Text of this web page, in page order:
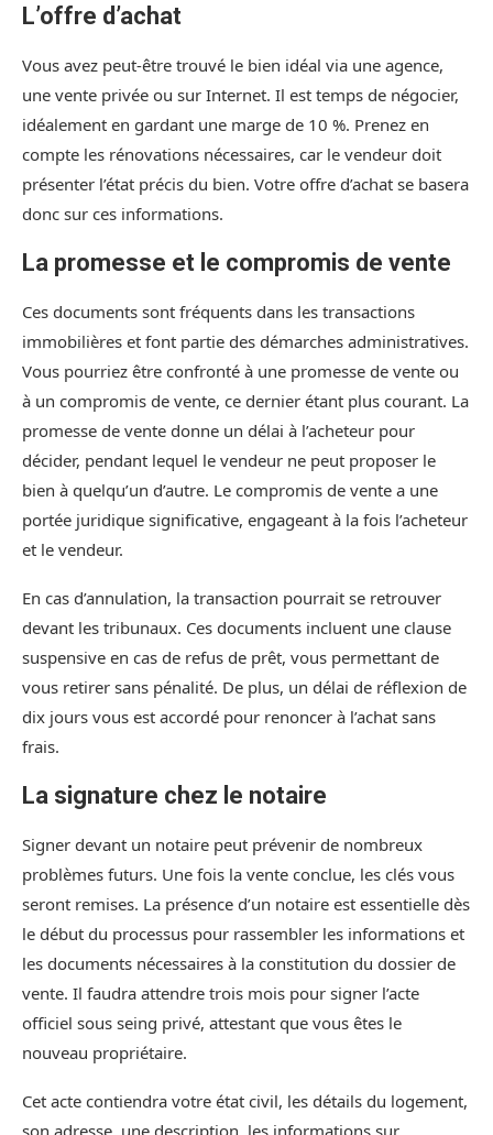
L’offre d’achat
Vous avez peut-être trouvé le bien idéal via une agence,
une vente privée ou sur Internet. Il est temps de négocier,
idéalement en gardant une marge de 10 %. Prenez en
compte les rénovations nécessaires, car le vendeur doit
présenter l’état précis du bien. Votre offre d’achat se basera
donc sur ces informations.
La promesse et le compromis de vente
Ces documents sont fréquents dans les transactions
immobilières et font partie des démarches administratives.
Vous pourriez être confronté à une promesse de vente ou
à un compromis de vente, ce dernier étant plus courant. La
promesse de vente donne un délai à l’acheteur pour
décider, pendant lequel le vendeur ne peut proposer le
bien à quelqu’un d’autre. Le compromis de vente a une
portée juridique significative, engageant à la fois l’acheteur
et le vendeur.
En cas d’annulation, la transaction pourrait se retrouver
devant les tribunaux. Ces documents incluent une clause
suspensive en cas de refus de prêt, vous permettant de
vous retirer sans pénalité. De plus, un délai de réflexion de
dix jours vous est accordé pour renoncer à l’achat sans
frais.
La signature chez le notaire
Signer devant un notaire peut prévenir de nombreux
problèmes futurs. Une fois la vente conclue, les clés vous
seront remises. La présence d’un notaire est essentielle dès
le début du processus pour rassembler les informations et
les documents nécessaires à la constitution du dossier de
vente. Il faudra attendre trois mois pour signer l’acte
officiel sous seing privé, attestant que vous êtes le
nouveau propriétaire.
Cet acte contiendra votre état civil, les détails du logement,
son adresse, une description, les informations sur